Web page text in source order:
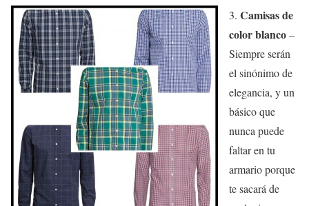
3. Camisas de
color blanco–
Siempre serán
el sinónimo de
elegancia, y un
básico que
nunca puede
faltar en tu
armario porque
te sacará de